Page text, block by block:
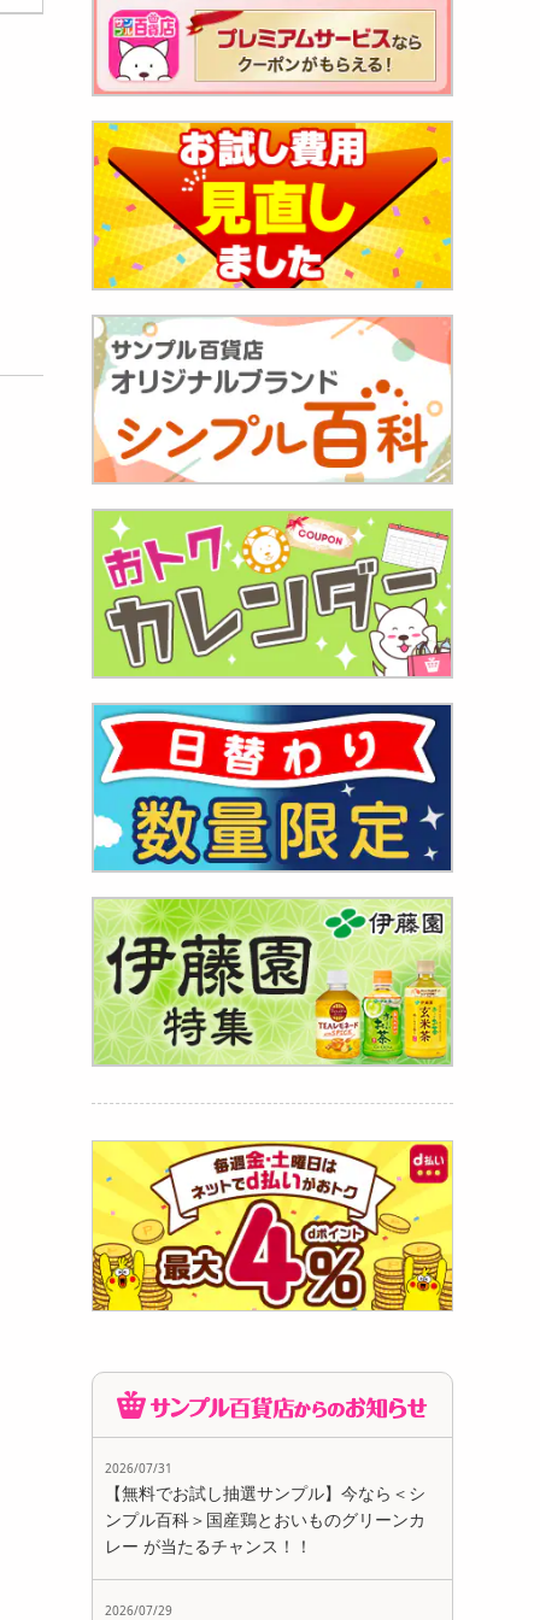
2026/07/31
【無料でお試し抽選サンプル】今なら＜シ
ンプル百科＞国産鶏とおいものグリーンカ
レー が当たるチャンス！！
2026/07/29